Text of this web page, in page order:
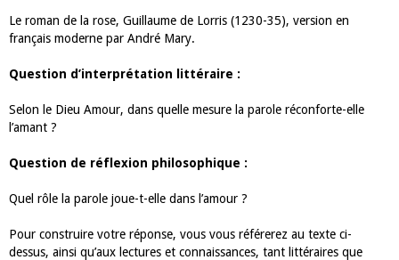
Le roman de la rose, Guillaume de Lorris (1230-35), version en
français moderne par André Mary.
Question d’interprétation littéraire :
Selon le Dieu Amour, dans quelle mesure la parole réconforte-elle
l’amant ?
Question de réflexion philosophique :
Quel rôle la parole joue-t-elle dans l’amour ?
Pour construire votre réponse, vous vous référerez au texte ci-
dessus, ainsi qu’aux lectures et connaissances, tant littéraires que